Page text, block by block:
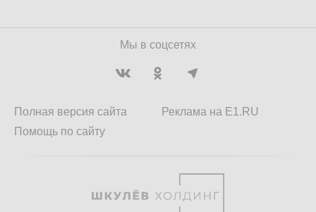
Мы в соцсетях
Полная версия сайта
Помощь по сайту
Реклама на E1.RU